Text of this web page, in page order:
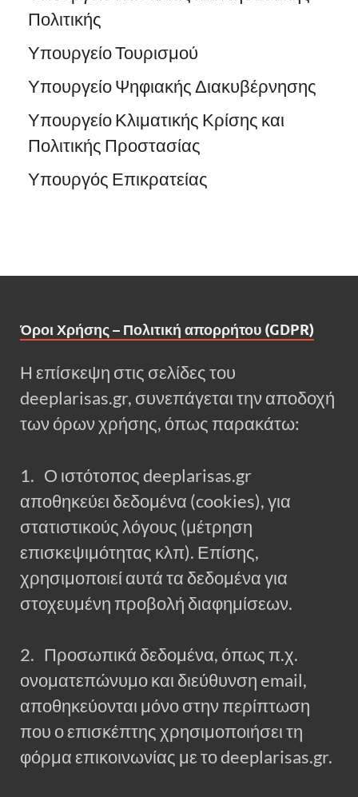
Πολιτικής
Υπουργείο Τουρισμού
Υπουργείο Ψηφιακής Διακυβέρνησης
Υπουργείο Κλιματικής Κρίσης και
Πολιτικής Προστασίας
Υπουργός Επικρατείας
Όροι Χρήσης – Πολιτική απορρήτου (GDPR)
Η επίσκεψη στις σελίδες του
deeplarisas.gr, συνεπάγεται την αποδοχή
των όρων χρήσης, όπως παρακάτω:
1. Ο ιστότοπος deeplarisas.gr
αποθηκεύει δεδομένα (cookies), για
στατιστικούς λόγους (μέτρηση
επισκεψιμότητας κλπ). Επίσης,
χρησιμοποιεί αυτά τα δεδομένα για
στοχευμένη προβολή διαφημίσεων.
2. Προσωπικά δεδομένα, όπως π.χ.
ονοματεπώνυμο και διεύθυνση email,
αποθηκεύονται μόνο στην περίπτωση
που ο επισκέπτης χρησιμοποιήσει τη
φόρμα επικοινωνίας με το deeplarisas.gr.